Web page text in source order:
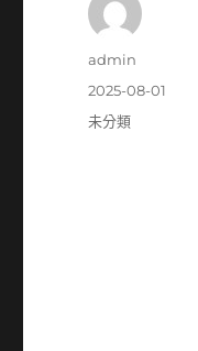
作
admin
發
佈
2025-08-01
分
未分類